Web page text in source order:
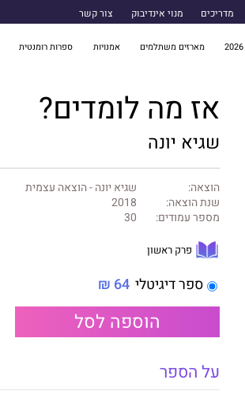
מדריכים מנוי אינדיבוק צור קשר
מארזים משתלמים אמנויות ספרות רומנטית
אז מה לומדים?
שגיא יונה
הוצאה:
שגיא יונה - הוצאה עצמית
שנת הוצאה:
2018
מספר עמודים:
30
פרק ראשון
ספר דיגיטלי 64 ₪
הוספה לסל
על הספר